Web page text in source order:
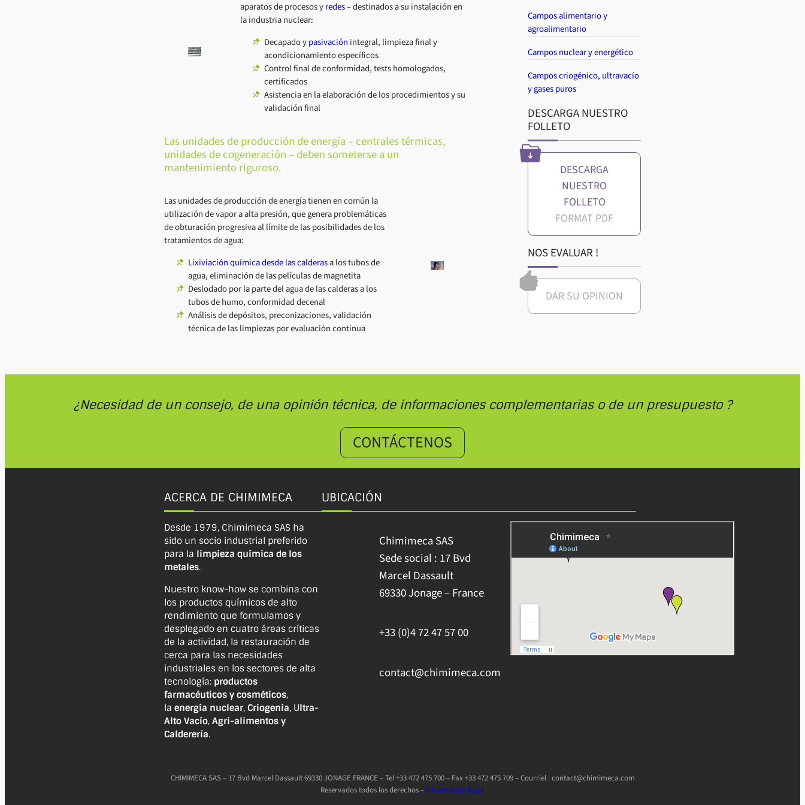
aparatos de procesos yredes– destinados a su instalación en
la industria nuclear:
Decapado ypasivación integral, limpieza final y
acondicionamiento específicos
Control final de conformidad, tests homologados,
certificados
Asistencia en la elaboración de los procedimientos y su
validación final
Las unidades de producción de energía – centrales térmicas,
unidades de cogeneración – deben someterse a un
mantenimiento riguroso.
Las unidades de producción de energía tienen en común la
utilización de vapor a alta presión, que genera problemáticas
de obturación progresiva al límite de las posibilidades de los
tratamientos de agua:
Lixiviación química desde las calderasa los tubos de
agua, eliminación de las películas de magnetita
Deslodado por la parte del agua de las calderas a los
tubos de humo, conformidad decenal
Análisis de depósitos, preconizaciones, validación
técnica de las limpiezas por evaluación continua
Campos alimentario y
agroalimentario
Campos nuclear y energético
Campos criogénico, ultravacío
y gases puros
DESCARGA NUESTRO
FOLLETO
DESCARGA
NUESTRO
FOLLETO
NOS EVALUAR !
DAR SU OPINION
¿Necesidad de un consejo, de una opinión técnica, de informaciones complementarias o de un presupuesto ?
CONTÁCTENOS
ACERCA DE CHIMIMECA
Desde 1979, Chimimeca SAS ha
sido un socio industrial preferido
para la limpieza química de los
metales.
Nuestro know-how se combina con
los productos químicos de alto
rendimiento que formulamos y
desplegado en cuatro áreas críticas
de la actividad, la restauración de
cerca para las necesidades
industriales en los sectores de alta
tecnología: productos
farmacéuticos y cosméticos,
la energía nuclear, Criogenia, Ultra-
Alto Vacío, Agri-alimentos y
Calderería.
UBICACIÓN
Chimimeca SAS
Sede social : 17 Bvd
Marcel Dassault
69330 Jonage – France
+33 (0)4 72 47 57 00
contact@chimimeca.com
CHIMIMECA SAS – 17 Bvd Marcel Dassault 69330 JONAGE FRANCE – Tel +33 472 475 700 – Fax +33 472 475 709 – Courriel : contact@chimimeca.com
Reservados todos los derechos – Información legal